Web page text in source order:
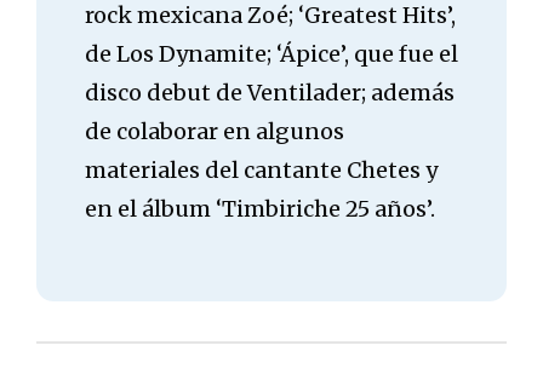
rock mexicana Zoé; ‘Greatest Hits’,
de Los Dynamite; ‘Ápice’, que fue el
disco debut de Ventilader; además
de colaborar en algunos
materiales del cantante Chetes y
en el álbum ‘Timbiriche 25 años’.